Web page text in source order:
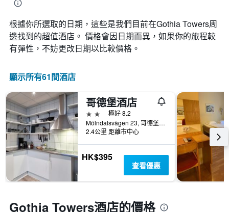
根據你所選取的日期，這些是我們目前在Gothia Towers​周
邊找到的超值​酒店。 價格會因日期而異，如果你的旅程較
有彈性，不妨更改日期以比較價格。
顯示所有61間酒店
哥德堡酒店
2星級
極好 8.2
Mölndalsvägen 23, 哥德堡（瑞典）, 西約塔蘭, 瑞典
2.4公里 距離市中心
HK$395
查看優惠
Gothia Towers酒店的價格